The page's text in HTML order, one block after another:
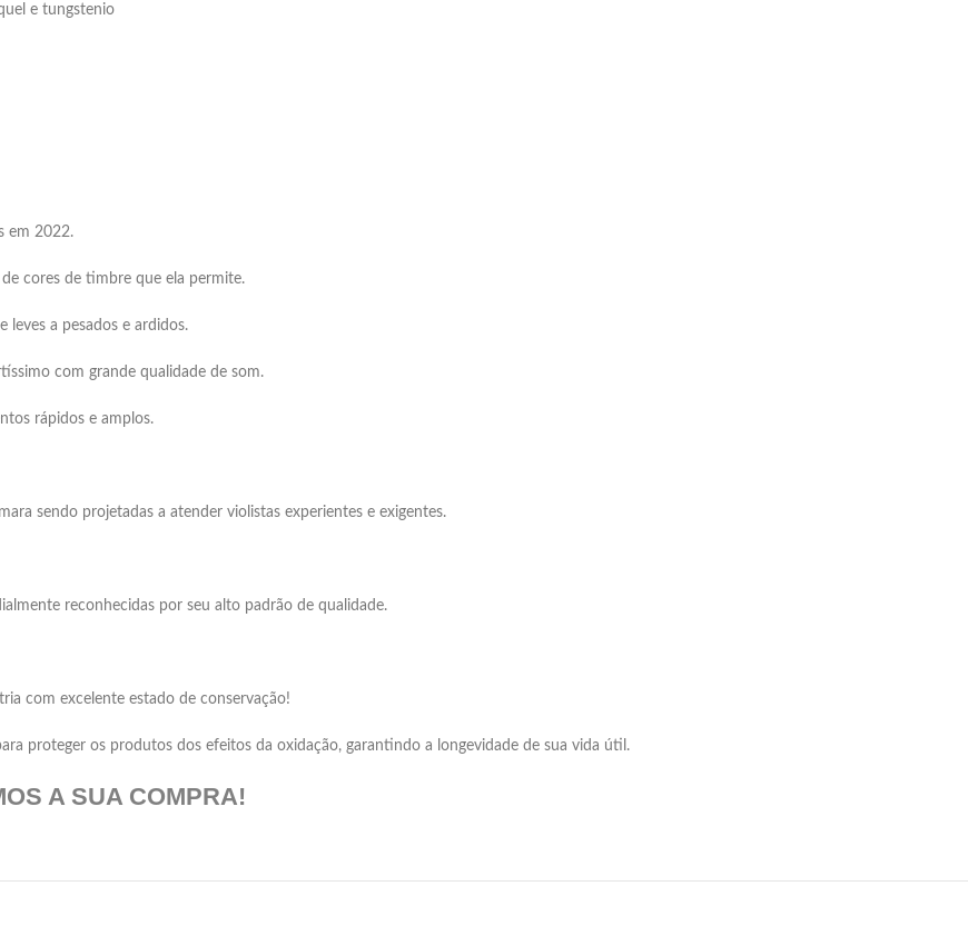
e tungstenio
em 2022.
cores de timbre que ela permite.
leves a pesados e ardidos.
com grande qualidade de som.
rápidos e amplos.
sendo projetadas a atender violistas experientes e exigentes.
reconhecidas por seu alto padrão de qualidade.
com excelente estado de conservação!
proteger os produtos dos efeitos da oxidação, garantindo a longevidade de sua vida útil.
A SUA COMPRA!